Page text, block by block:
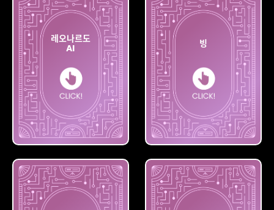
레오나르도
AI
레오나르도
AI
빙
빙